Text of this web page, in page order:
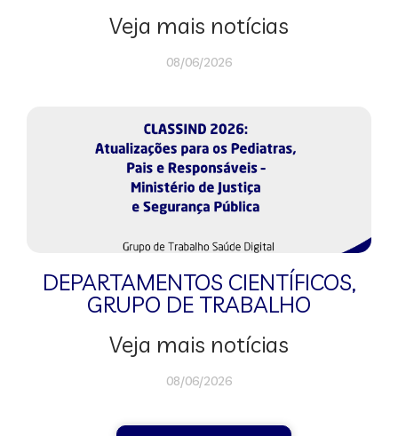
Veja mais notícias
08/06/2026
DEPARTAMENTOS CIENTÍFICOS,
GRUPO DE TRABALHO
Veja mais notícias
08/06/2026